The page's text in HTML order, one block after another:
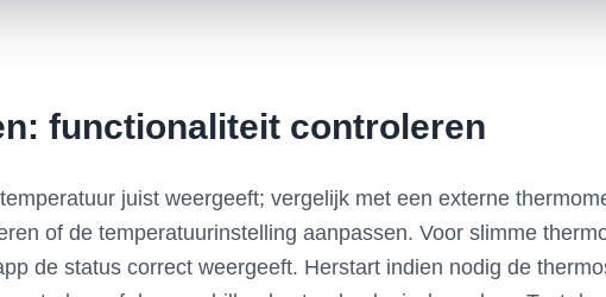
functionaliteit controleren
juist weergeeft; vergelijk met een externe
of de temperatuurinstelling aanpassen. Voor slimme
de status correct weergeeft. Herstart indien nodig de